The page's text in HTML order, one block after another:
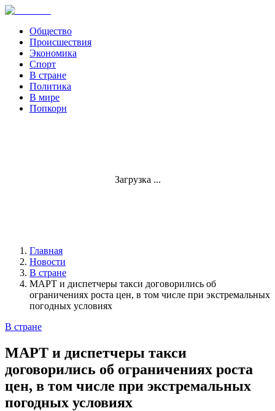
Общество
Происшествия
Экономика
Спорт
В стране
Политика
В мире
Попкорн
Загрузка ...
Главная
Новости
В стране
МАРТ и диспетчеры такси договорились об
ограничениях роста цен, в том числе при экстремальных
погодных условиях
В стране
МАРТ и диспетчеры такси
договорились об ограничениях роста
цен, в том числе при экстремальных
погодных условиях